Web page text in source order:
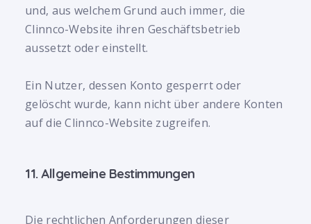
und, aus welchem Grund auch immer, die
Clinnco-Website ihren Geschäftsbetrieb
aussetzt oder einstellt.
Ein Nutzer, dessen Konto gesperrt oder
gelöscht wurde, kann nicht über andere Konten
auf die Clinnco-Website zugreifen.
11. Allgemeine Bestimmungen
Die rechtlichen Anforderungen dieser